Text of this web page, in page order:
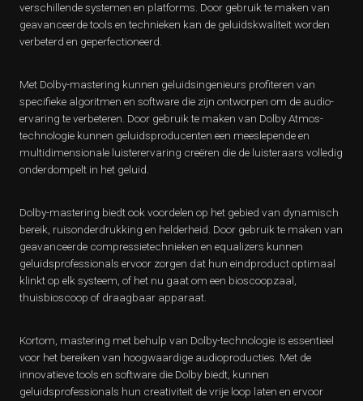
verschillende systemen en platforms. Door gebruik te maken van
geavanceerde tools en technieken kan de geluidskwaliteit worden
verbeterd en geperfectioneerd.
Met Dolby-mastering kunnen geluidsingenieurs profiteren van
specifieke algoritmen en software die zijn ontworpen om de audio-
ervaring te verbeteren. Door gebruik te maken van Dolby Atmos-
technologie kunnen geluidsproducenten een meeslepende en
multidimensionale luisterervaring creëren die de luisteraars volledig
onderdompelt in het geluid.
Dolby-mastering biedt ook voordelen op het gebied van dynamisch
bereik, ruisonderdrukking en helderheid. Door gebruik te maken van
geavanceerde compressietechnieken en equalizers kunnen
geluidsprofessionals ervoor zorgen dat hun eindproduct optimaal
klinkt op elk systeem, of het nu gaat om een bioscoopzaal,
thuisbioscoop of draagbaar apparaat.
Kortom, mastering met behulp van Dolby-technologie is essentieel
voor het bereiken van hoogwaardige audioproducties. Met de
innovatieve tools en software die Dolby biedt, kunnen
geluidsprofessionals hun creativiteit de vrije loop laten en ervoor